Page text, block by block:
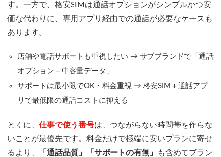
す。一方で、格安SIMは通話オプションがシンプルかつ安
価な代わりに、専用アプリ経由での通話が必要なケースも
あります。
店舗や電話サポートも重視したい → サブブランドで「通話
オプション＋中容量データ」
サポートは最小限でOK・料金重視 → 格安SIM＋通話アプ
リで最低限の通話コストに抑える
とくに、 仕事で使う番号は、つながらない時間帯を作らな
いことが最優先です。料金だけで極端に安いプランに寄せ
るより、
「通話品質」「サポートの有無」
も含めてブラン